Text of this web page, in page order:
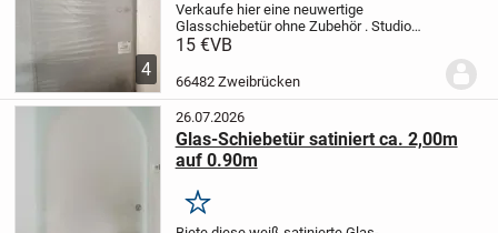
4
Verkaufe hier eine neuwertige
Glasschiebetür ohne Zubehör . Studio
PLX 8mm
eingebaut. Schutzfolie ist noch intakt.
15 €VB
66482 Zweibrücken
26.07.2026
Glas-Schiebetür satiniert ca. 2,00m
auf 0.90m
Merken